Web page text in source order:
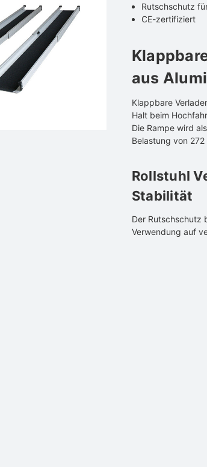
Rutschschutz
CE-zertifiziert
aus
Klappbare
Halt beim
Die Rampe wird
Belastung von
Rollstuhl
Stabilität
Der Rutschschutz
Verwendung auf